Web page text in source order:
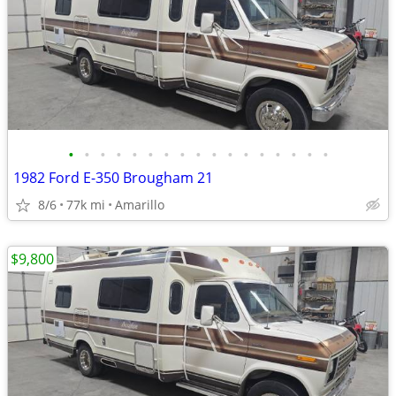
• • • • • • • • • • • • • • • • •
1982 Ford E-350 Brougham 21
8/6 77k mi Amarillo
$9,800